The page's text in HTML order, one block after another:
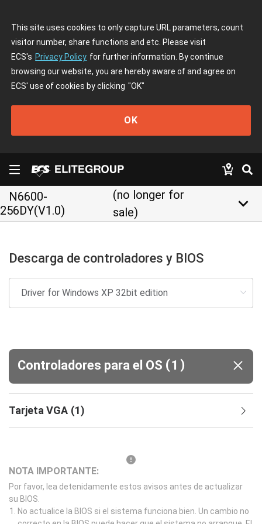
This site uses cookies to only capture URL parameters, count
visitor number, share functions and etc. Please visit
ECS's Privacy Policy for further information. By continue
browsing our website, you are hereby aware of and agree on
ECS' use of cookies by clicking "OK"
OK
N6600-
256DY(V1.0)
(no longer for
sale)
keyboard_arrow_down
Descarga de controladores y BIOS
Controladores para el OS (1 )
Tarjeta VGA (1)
NOTA IMPORTANTE:
Por favor, lea detenidamente estos avisos antes de actualizar
su BIOS.
No actualice la BIOS si el sistema funciona bien. Un cambio no